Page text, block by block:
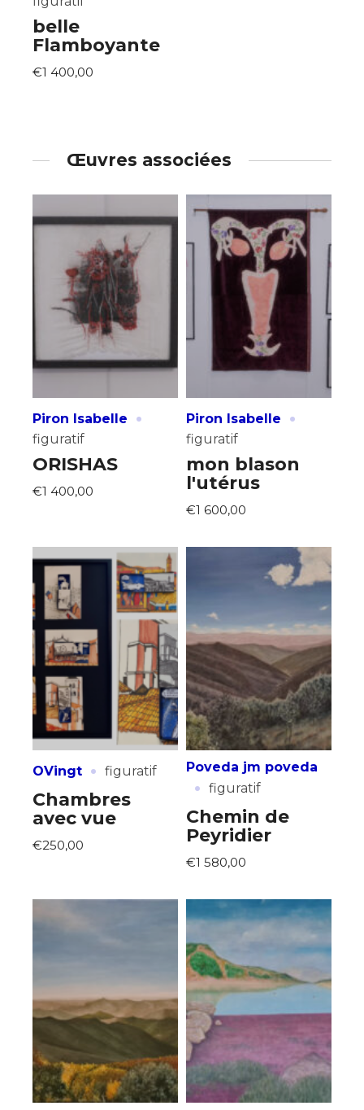
J'accepte lestermes et conditions
Adresse email*
Nom
belle
Flamboyante
€1 400,00
Œuvres associées
Piron Isabelle ·
figuratif
ORISHAS
€1 400,00
Piron Isabelle ·
figuratif
mon blason
l'utérus
€1 600,00
OVingt · figuratif
Chambres
avec vue
€250,00
Poveda jm poveda
· figuratif
Chemin de
Peyridier
€1 580,00